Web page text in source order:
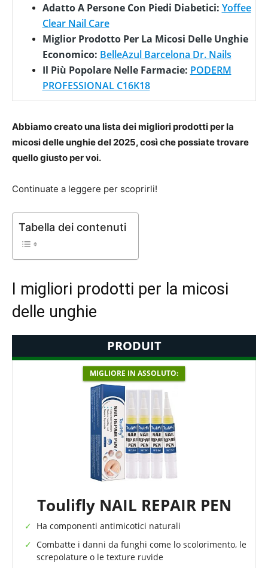
Adatto A Persone Con Piedi Diabetici: Yoffee
Clear Nail Care
Miglior Prodotto Per La Micosi Delle Unghie
Economico: BelleAzul Barcelona Dr. Nails
Il Più Popolare Nelle Farmacie: PODERM
PROFESSIONAL C16K18
Abbiamo creato una lista dei migliori prodotti per la
micosi delle unghie del 2025, così che possiate trovare
quello giusto per voi.
Continuate a leggere per scoprirli!
Tabella dei contenuti
I migliori prodotti per la micosi
delle unghie
PRODUIT
MIGLIORE IN ASSOLUTO:
Toulifly NAIL REPAIR PEN
Ha componenti antimicotici naturali
Combatte i danni da funghi come lo scolorimento, le
screpolature o le texture ruvide